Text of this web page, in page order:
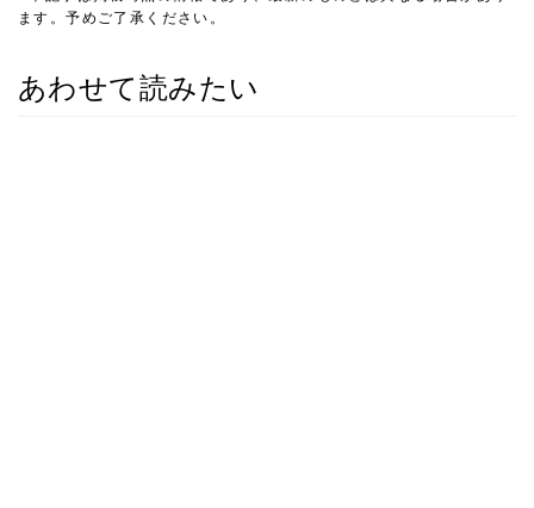
ます。予めご了承ください。
あわせて読みたい